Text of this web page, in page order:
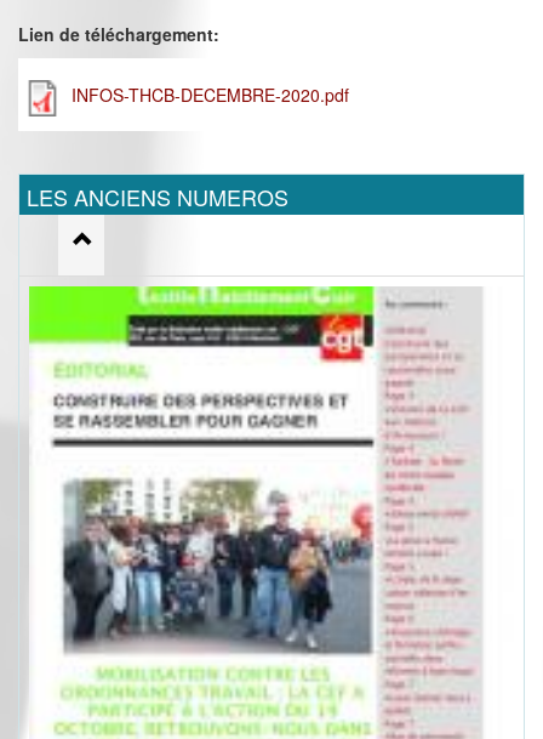
Lien de téléchargement:
INFOS-THCB-DECEMBRE-2020.pdf
LES ANCIENS NUMEROS